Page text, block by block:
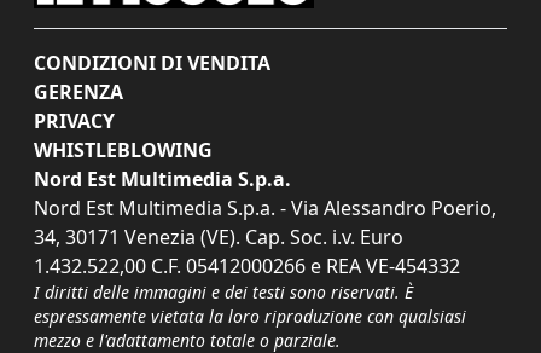
CONDIZIONI DI VENDITA
GERENZA
PRIVACY
WHISTLEBLOWING
Nord Est Multimedia S.p.a.
Nord Est Multimedia S.p.a. - Via Alessandro Poerio,
34, 30171 Venezia (VE). Cap. Soc. i.v. Euro
1.432.522,00 C.F. 05412000266 e REA VE-454332
I diritti delle immagini e dei testi sono riservati. È
espressamente vietata la loro riproduzione con qualsiasi
mezzo e l'adattamento totale o parziale.